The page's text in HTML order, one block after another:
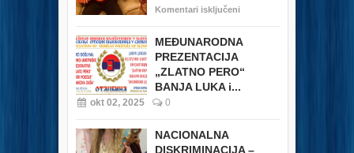
Komentari isključeni
MEĐUNARODNA
PREZENTACIJA
„ZLATNO PERO“
BANJA LUKA i...
okt 02, 2025 0
NACIONALNA
DISKRIMINACIJA –